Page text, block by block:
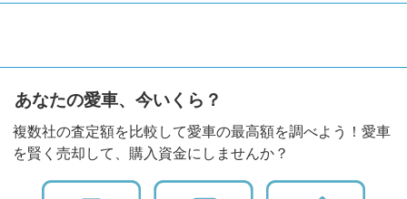
あなたの愛車、今いくら？
複数社の査定額を比較して愛車の最高額を調べよう！愛車
を賢く売却して、購入資金にしませんか？